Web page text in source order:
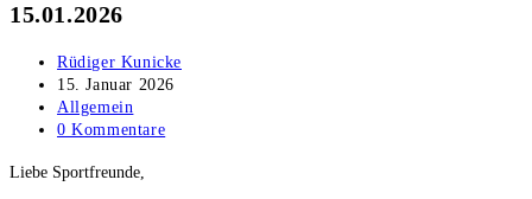
15.01.2026
Beitrags-
Autor:
Rüdiger Kunicke
Beitrag
veröffentlicht:
15. Januar 2026
Beitrags-
Kategorie:
Allgemein
Beitrags-
0 Kommentare
Liebe Sportfreunde,